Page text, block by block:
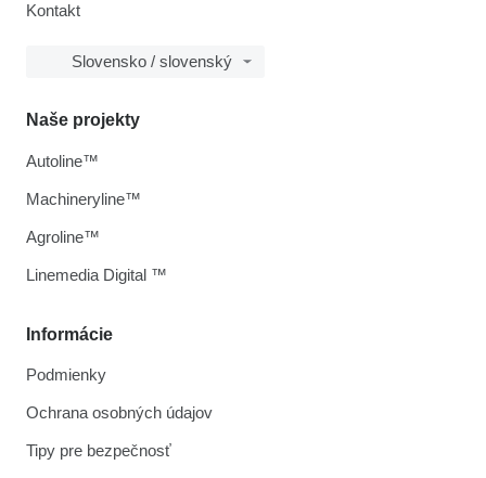
Kontakt
Slovensko / slovenský
Informácie
Podmienky
Ochrana osobných údajov
Tipy pre bezpečnosť
Naše projekty
Autoline™
Machineryline™
Agroline™
Linemedia Digital ™